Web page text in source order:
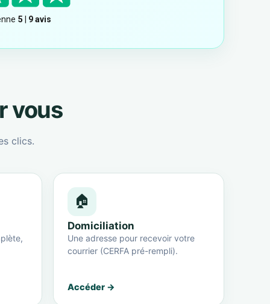
vous
clics.
🏠
Domiciliation
Une adresse pour recevoir votre
courrier (CERFA pré-rempli).
Accéder →